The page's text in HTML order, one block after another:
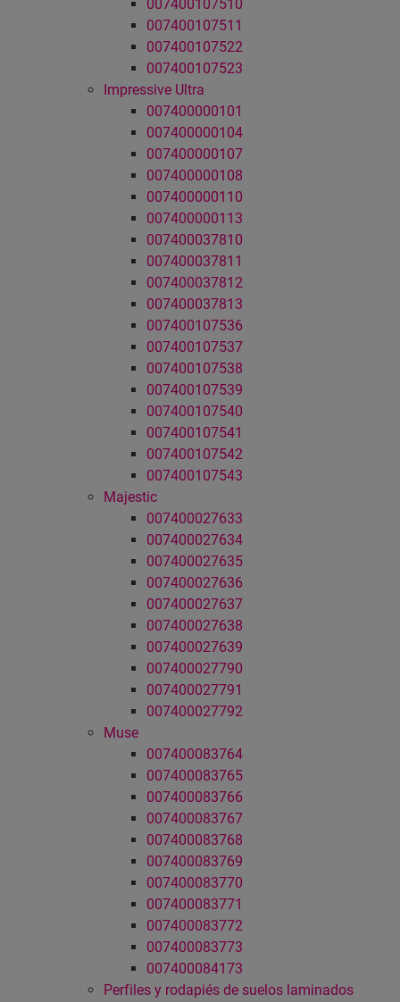
007400107510
007400107511
007400107522
007400107523
Impressive Ultra
007400000101
007400000104
007400000107
007400000108
007400000110
007400000113
007400037810
007400037811
007400037812
007400037813
007400107536
007400107537
007400107538
007400107539
007400107540
007400107541
007400107542
007400107543
Majestic
007400027633
007400027634
007400027635
007400027636
007400027637
007400027638
007400027639
007400027790
007400027791
007400027792
Muse
007400083764
007400083765
007400083766
007400083767
007400083768
007400083769
007400083770
007400083771
007400083772
007400083773
007400084173
Perfiles y rodapiés de suelos laminados